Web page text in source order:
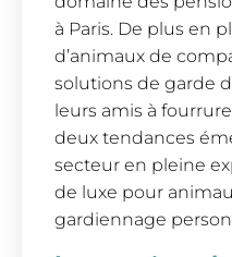
à Paris. De plus en
d’animaux de
solutions de garde
leurs amis à
deux tendances
secteur en pleine
de luxe pour
gardiennage